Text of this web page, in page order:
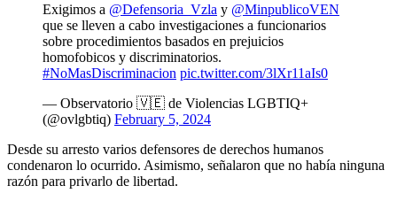
Exigimos a @Defensoria_Vzla y @MinpublicoVEN
que se lleven a cabo investigaciones a funcionarios
sobre procedimientos basados en prejuicios
homofobicos y discriminatorios.
#NoMasDiscriminacion pic.twitter.com/3lXr11aIs0
— Observatorio 🇻🇪 de Violencias LGBTIQ+
(@ovlgbtiq) February 5, 2024
Desde su arresto varios defensores de derechos humanos
condenaron lo ocurrido. Asimismo, señalaron que no había ninguna
razón para privarlo de libertad.